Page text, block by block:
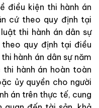
điều kiện thi hành án
cứ theo quy định tại
thi hành án dân sự
quy định tại điều
hành án dân sự năm
hành án hoàn toàn
ủy quyền cho người
án trên thực tế, cung